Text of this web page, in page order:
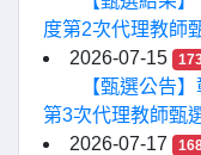
度第2次代理教師
2026-07-15
【甄選公告
第3次代理教師甄
2026-07-17